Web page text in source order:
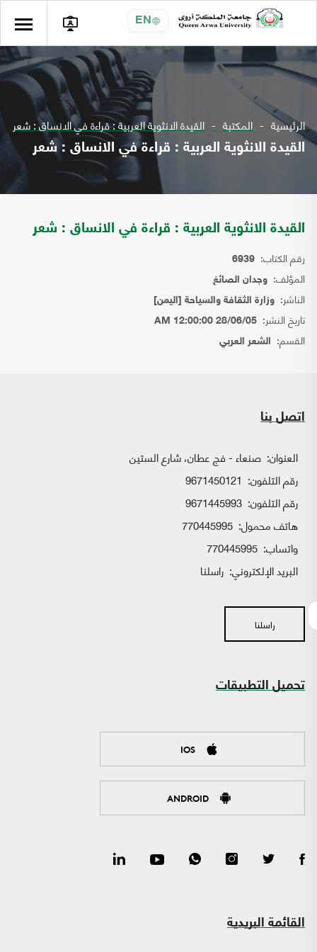
EN
الرئيسية المكتبة القيدة الانثوية العربية : قراءة في الانساق : شعر
القيدة الانثوية العربية : قراءة في الانساق : شعر
القيدة الانثوية العربية : قراءة في الانساق : شعر
رقم الكتاب: 6939
المؤلف: وجدان الصائغ
الناشر: وزارة الثقافة والسياحة [اليمن]
تاريخ النشر: 28/06/05 12:00:00 AM
القسم: الشعر العربي
اتصل بنا
العنوان: صنعاء - فج عطان، شارع الستين
رقم التلفون: 9671450121
رقم التلفون: 9671445993
هاتف محمول: 770445995
واتساب:
البريد الإلكتروني: راسلنا
راسلنا
تحميل التطبيقات
IOS
ANDROID
القائمة البريدية